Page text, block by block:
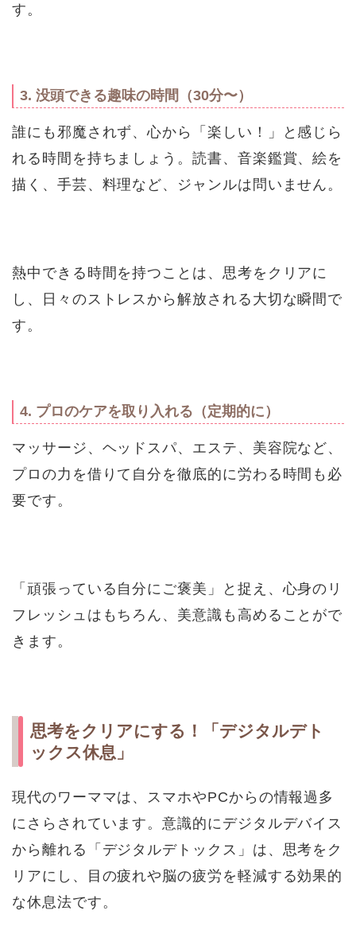
す。
3. 没頭できる趣味の時間（30分〜）
誰にも邪魔されず、心から「楽しい！」と感じら
れる時間を持ちましょう。読書、音楽鑑賞、絵を
描く、手芸、料理など、ジャンルは問いません。
熱中できる時間を持つことは、思考をクリアに
し、日々のストレスから解放される大切な瞬間で
す。
4. プロのケアを取り入れる（定期的に）
マッサージ、ヘッドスパ、エステ、美容院など、
プロの力を借りて自分を徹底的に労わる時間も必
要です。
「頑張っている自分にご褒美」と捉え、心身のリ
フレッシュはもちろん、美意識も高めることがで
きます。
思考をクリアにする！「デジタルデト
ックス休息」
現代のワーママは、スマホやPCからの情報過多
にさらされています。意識的にデジタルデバイス
から離れる「デジタルデトックス」は、思考をク
リアにし、目の疲れや脳の疲労を軽減する効果的
な休息法です。